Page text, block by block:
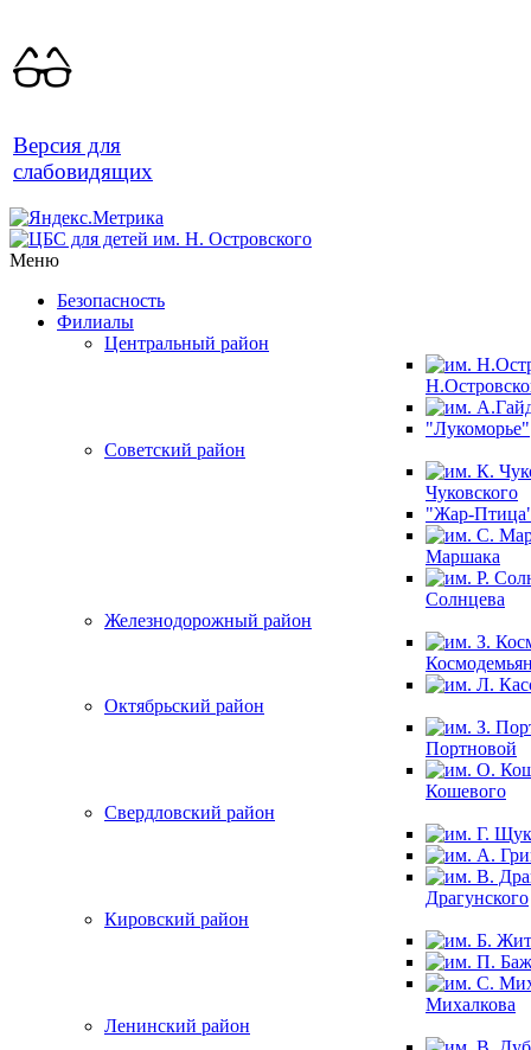
Версия для
слабовидящих
Меню
Безопасность
Филиалы
Центральный район
"Лукоморье"
Советский район
Чуковского
"Жар-
Маршака
Солнцева
Железнодорожный район
Октябрьский район
Портновой
Кошевого
Свердловский район
Драгунского
Кировский район
Михалкова
Ленинский район